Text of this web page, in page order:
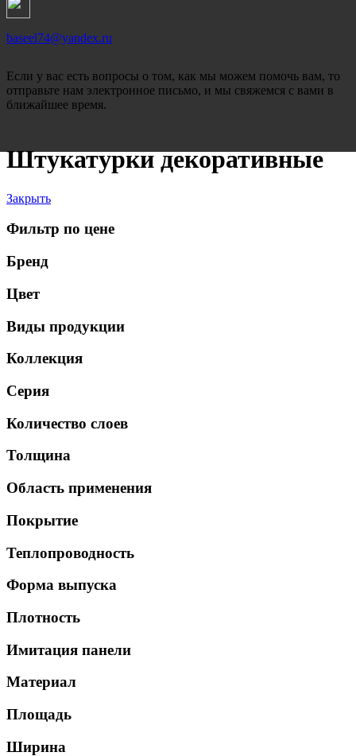
baseel74@yandex.ru
Если у вас есть вопросы о том, как мы можем помочь вам, то
отправьте нам электронное письмо, и мы свяжемся с вами в
ближайшее время.
Штукатурки декоративные
Закрыть
Фильтр по цене
Бренд
Цвет
Виды продукции
Коллекция
Серия
Количество слоев
Толщина
Область применения
Покрытие
Теплопроводность
Форма выпуска
Плотность
Имитация панели
Материал
Площадь
Ширина